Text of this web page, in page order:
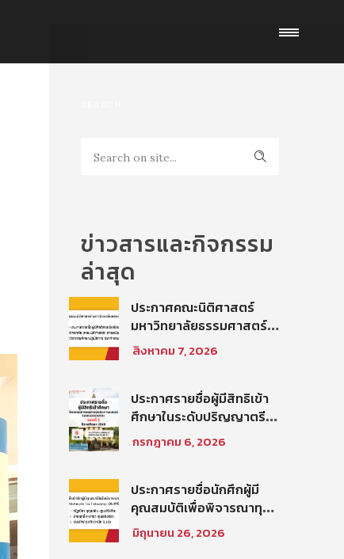
ข่าวสารและกิจกรรม
ล่าสุด
ประกาศคณะนิติศาสตร์
มหาวิทยาลัยธรรมศาสตร์
เรื่อง ประกาศรายชื่อผู้มี
สิทธิสอบข้อเขียนเป็น
นิติศาสตร์) สายสนับสนุน
วิชาการ ตำแหน่ง นัก
วิชาการศึกษาปฏิบัติการ
ประจำคณะนิติศาสตร์
สิงหาคม 7, 2026
ประกาศรายชื่อผู้มีสิทธิเข้า
ศึกษาในระดับปริญญาตรี
โครงการนิติศาสตร์ภาค
บัณฑิต ท่าพระจันทร์ คณะ
ธรรมศาสตร์ ปีการศึกษา
2569 รอบที่ 2
กรกฎาคม 6, 2026
ประกาศรายชื่อนักศึกผู้มี
คุณสมบัติเพื่อพิจารณาทุน
โครงการ Thammasat–
Baker McKenzie Tax
มิถุนายน 26, 2026